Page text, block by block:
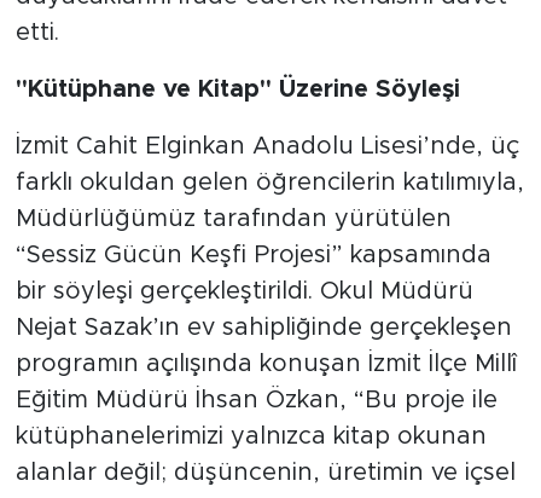
etti.
"Kütüphane ve Kitap" Üzerine Söyleşi
İzmit Cahit Elginkan Anadolu Lisesi’nde, üç
farklı okuldan gelen öğrencilerin katılımıyla,
Müdürlüğümüz tarafından yürütülen
“Sessiz Gücün Keşfi Projesi” kapsamında
bir söyleşi gerçekleştirildi. Okul Müdürü
Nejat Sazak’ın ev sahipliğinde gerçekleşen
programın açılışında konuşan İzmit İlçe Millî
Eğitim Müdürü İhsan Özkan, “Bu proje ile
kütüphanelerimizi yalnızca kitap okunan
alanlar değil; düşüncenin, üretimin ve içsel